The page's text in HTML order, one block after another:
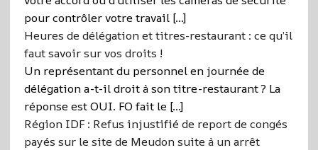
pour contrôler votre travail […]
Heures de délégation et titres-restaurant : ce qu’il
faut savoir sur vos droits !
Un représentant du personnel en journée de
délégation a-t-il droit à son titre-restaurant ? La
réponse est OUI. FO fait le […]
Région IDF : Refus injustifié de report de congés
payés sur le site de Meudon suite à un arrêt